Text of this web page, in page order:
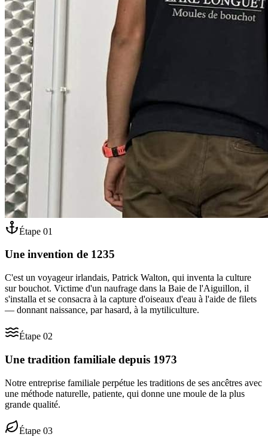
Étape 01
Une invention de 1235
C'est un voyageur irlandais, Patrick Walton, qui inventa la culture
sur bouchot. Victime d'un naufrage dans la Baie de l'Aiguillon, il
s'installa et se consacra à la capture d'oiseaux d'eau à l'aide de filets
— donnant naissance, par hasard, à la mytiliculture.
Étape 02
Une tradition familiale depuis 1973
Notre entreprise familiale perpétue les traditions de ses ancêtres avec
une méthode naturelle, patiente, qui donne une moule de la plus
grande qualité.
Étape 03